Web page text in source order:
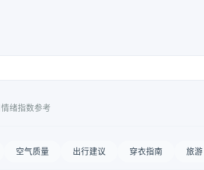
绪指数参考
空气质量 出行建议 穿衣指南 旅游